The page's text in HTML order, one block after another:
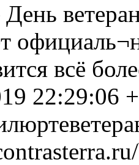
День
всё
22:29:06